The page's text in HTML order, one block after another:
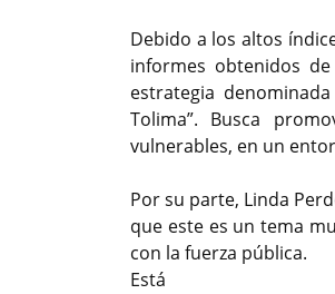
Debido a los altos
informes obtenidos
estrategia
Tolima”. Busca
vulnerables, en un
Por su parte, Linda
que este es un tema
con la fuerza pública.
Está